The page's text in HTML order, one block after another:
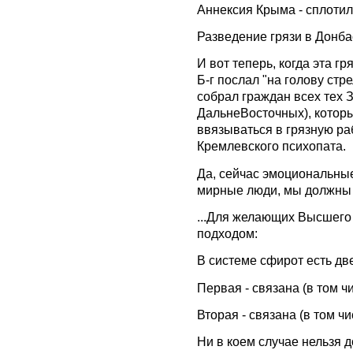
Аннексия Крыма -
Разведение грязи в
И вот теперь, когда эта
Б-г послал "на голову
собрал граждан всех тех
ДальнеВосточных),
ввязываться в грязную
Кремлевского психопата.
Да, сейчас
мирные люди, мы должны
...Для желающих Высшего
подходом:
В системе сфирот есть
Первая - связана (в том
Вторая - связана (в том
Ни в коем случае нельзя